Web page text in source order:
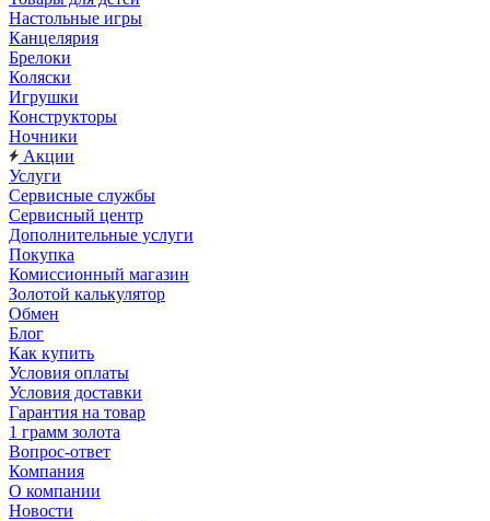
Настольные игры
Канцелярия
Брелоки
Коляски
Игрушки
Конструкторы
Ночники
Акции
Услуги
Сервисные службы
Сервисный центр
Дополнительные услуги
Покупка
Комиссионный магазин
Золотой калькулятор
Обмен
Блог
Как купить
Условия оплаты
Условия доставки
Гарантия на товар
1 грамм золота
Вопрос-ответ
Компания
О компании
Новости